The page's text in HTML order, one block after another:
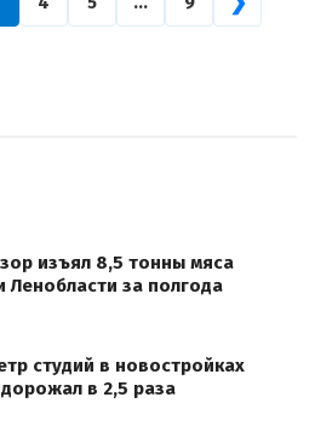
изъял 8,5 тонны мяса
Ленобласти за полгода
студий в новостройках
в 2,5 раза